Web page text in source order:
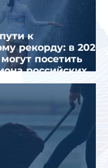
к
рекорду: в 2026
посетить
российских